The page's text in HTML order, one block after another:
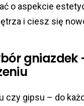
o aspekcie
i ciesz się
czy gipsu – do